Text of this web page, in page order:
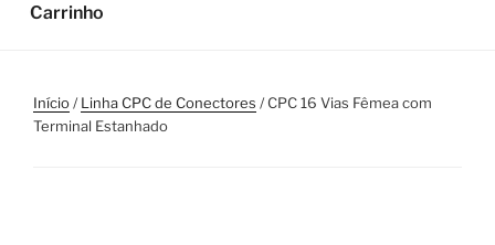
Carrinho
Início/Linha CPC de Conectores / CPC 16 Vias Fêmea com
Terminal Estanhado